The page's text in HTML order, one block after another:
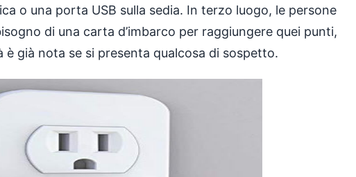
o una porta USB sulla sedia. In terzo luogo, le persone
di una carta d’imbarco per raggiungere quei punti,
è già nota se si presenta qualcosa di sospetto.